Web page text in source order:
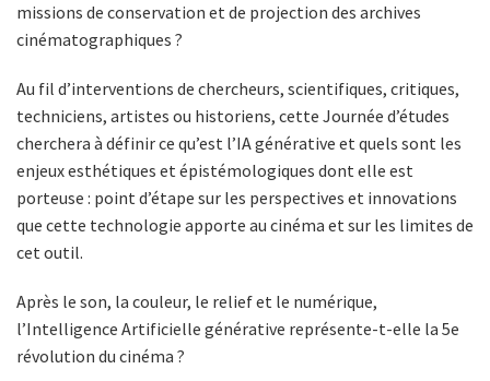
missions de conservation et de projection des archives
cinématographiques ?
Au fil d’interventions de chercheurs, scientifiques, critiques,
techniciens, artistes ou historiens, cette Journée d’études
cherchera à définir ce qu’est l’IA générative et quels sont les
enjeux esthétiques et épistémologiques dont elle est
porteuse : point d’étape sur les perspectives et innovations
que cette technologie apporte au cinéma et sur les limites de
cet outil.
Après le son, la couleur, le relief et le numérique,
l’Intelligence Artificielle générative représente-t-elle la 5e
révolution du cinéma ?